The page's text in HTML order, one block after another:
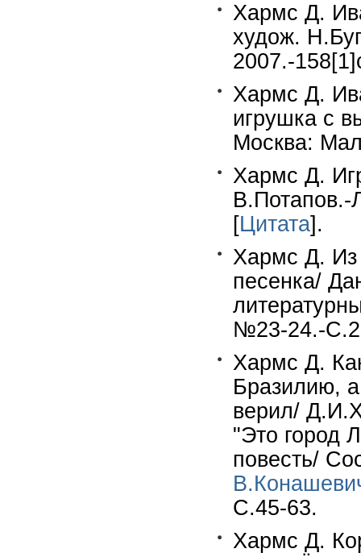
Хармс Д.
худож.
2007.-
Хармс Д.
игрушка с
Москва:
Хармс Д.
В.Потапов.-
[Цитата].
Хармс Д.
песенка/
№23-24.-
Хармс Д.
Бразилию,
верил/
"Это город
повесть/
С.45-63.
Хармс Д.